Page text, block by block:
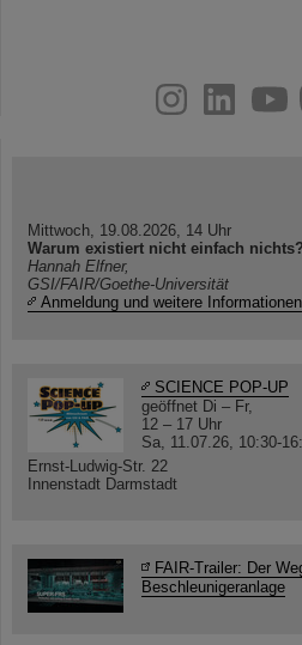
youtube
helmholtz.social
facebook
Mittwoch, 19.08.2026, 14 Uhr
Warum existiert nicht einfach nichts?
Hannah Elfner,
GSI/FAIR/Goethe-Universität
Anmeldung und weitere Informationen
SCIENCE POP-UP
geöffnet Di – Fr,
12 – 17 Uhr
Sa, 11.07.26, 10:30-
Ernst-Ludwig-Str. 22
Innenstadt Darmstadt
FAIR-Trailer: Der
Beschleunigeranlage